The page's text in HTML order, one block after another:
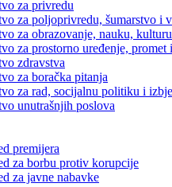
za privredu
za poljoprivredu, šumarstvo i
za obrazovanje, nauku,
za prostorno uređenje,
zdravstva
za boračka pitanja
za rad, socijalnu politiku i
unutrašnjih poslova
premijera
za borbu protiv korupcije
za javne nabavke